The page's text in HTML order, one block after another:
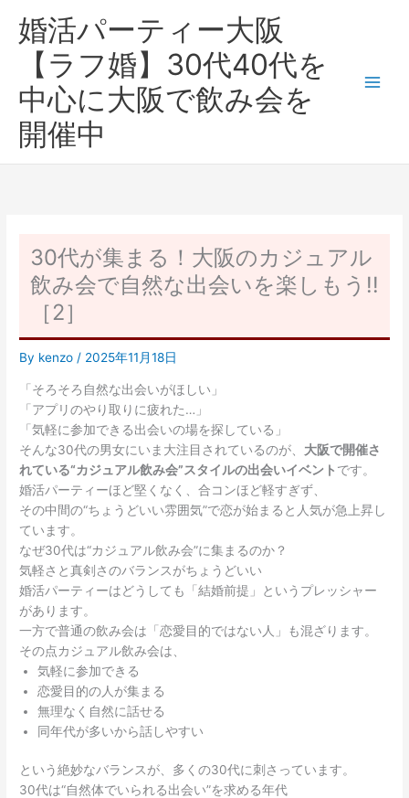
婚活パーティー大阪
【ラフ婚】30代40代を
中心に大阪で飲み会を
開催中
30代が集まる！大阪のカジュアル
飲み会で自然な出会いを楽しもう!!
［2］
By kenzo/ 2025年11月18日
「そろそろ自然な出会いがほしい」
「アプリのやり取りに疲れた…」
「気軽に参加できる出会いの場を探している」
そんな30代の男女にいま大注目されているのが、 大阪で開催さ
れている“カジュアル飲み会”スタイルの出会いイベント です。
婚活パーティーほど堅くなく、合コンほど軽すぎず、
その中間の“ちょうどいい雰囲気”で恋が始まると人気が急上昇し
ています。
なぜ30代は“カジュアル飲み会”に集まるのか？
気軽さと真剣さのバランスがちょうどいい
婚活パーティーはどうしても「結婚前提」というプレッシャー
があります。
一方で普通の飲み会は「恋愛目的ではない人」も混ざります。
その点カジュアル飲み会は、
気軽に参加できる
恋愛目的の人が集まる
無理なく自然に話せる
同年代が多いから話しやすい
という絶妙なバランスが、多くの30代に刺さっています。
30代は“自然体でいられる出会い”を求める年代